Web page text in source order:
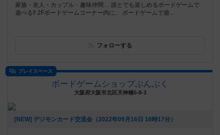
家族・友人・カップル・趣味仲間… 誰とでも楽しめるボードゲームで
遊べる‼️ 2Fボードゲームコーナー内に、 ボードゲームで遊...
フォローする
プレイスペース
ボードゲームショップぶんぶく
大阪府大阪市北区天神橋5-8-3
[NEW] デジモンカード交流会（2022年09月16日 18時17分）